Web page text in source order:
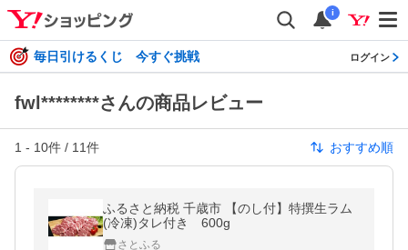
i
毎日引けるくじ 今すぐ挑戦 ログイン
fwl********さんの商品レビュー
1 - 10件 / 11件 おすすめ順
ふるさと納税 千歳市 【のし付】特撰生ラム
(冷凍)タレ付き 600g
さとふる